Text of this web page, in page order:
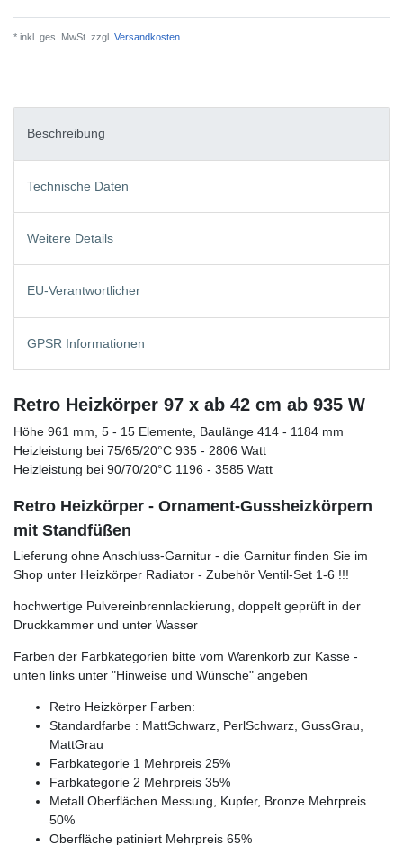
* inkl. ges. MwSt. zzgl. Versandkosten
Beschreibung
Technische Daten
Weitere Details
EU-Verantwortlicher
GPSR Informationen
Retro Heizkörper 97 x ab 42 cm ab 935 W
Höhe 961 mm, 5 - 15 Elemente, Baulänge 414 - 1184 mm
Heizleistung bei 75/65/20°C 935 - 2806 Watt
Heizleistung bei 90/70/20°C 1196 - 3585 Watt
Retro Heizkörper - Ornament-Gussheizkörpern
mit Standfüßen
Lieferung ohne Anschluss-Garnitur - die Garnitur finden Sie im
Shop unter Heizkörper Radiator - Zubehör Ventil-Set 1-6 !!!
hochwertige Pulvereinbrennlackierung, doppelt geprüft in der
Druckkammer und unter Wasser
Farben der Farbkategorien bitte vom Warenkorb zur Kasse -
unten links unter "Hinweise und Wünsche" angeben
Retro Heizkörper Farben:
Standardfarbe : MattSchwarz, PerlSchwarz, GussGrau,
MattGrau
Farbkategorie 1 Mehrpreis 25%
Farbkategorie 2 Mehrpreis 35%
Metall Oberflächen Messung, Kupfer, Bronze Mehrpreis
50%
Oberfläche patiniert Mehrpreis 65%